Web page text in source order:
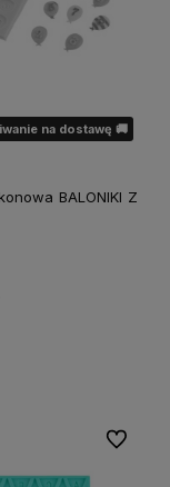
na dostawę 🚚
BALONIKI Z
Do